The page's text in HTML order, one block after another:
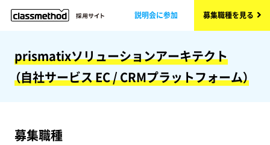
説明会に参加 募集職種を見る
prismatixソリューションアーキテクト
（自社サービス EC / CRMプラットフォーム）
募集職種